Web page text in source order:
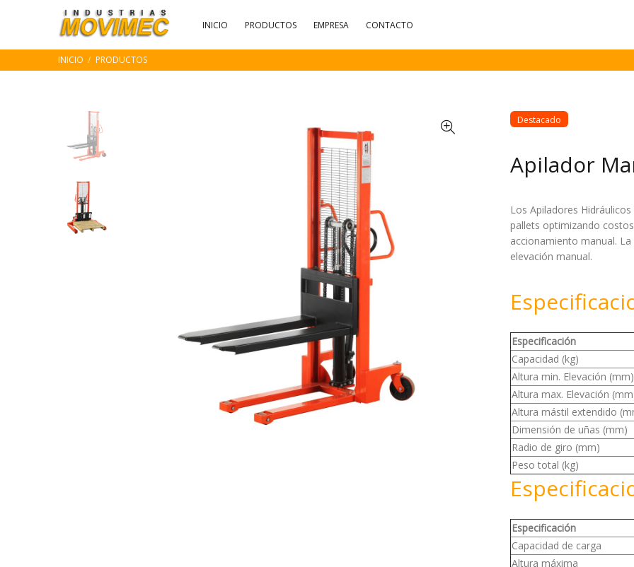
INICIO PRODUCTOS EMPRESA CONTACTO
INICIO PRODUCTOS
Destacado
Apilador
Los Apiladores
pallets optimizando
accionamiento manual.
elevación manual.
Especificación
Capacidad (kg)
Altura min. Elevación (mm)
Altura max. Elevación
Altura mástil extendido
Dimensión de uñas (mm)
Radio de giro (mm)
Peso total (kg)
Especificación
Capacidad de carga
Altura máxima